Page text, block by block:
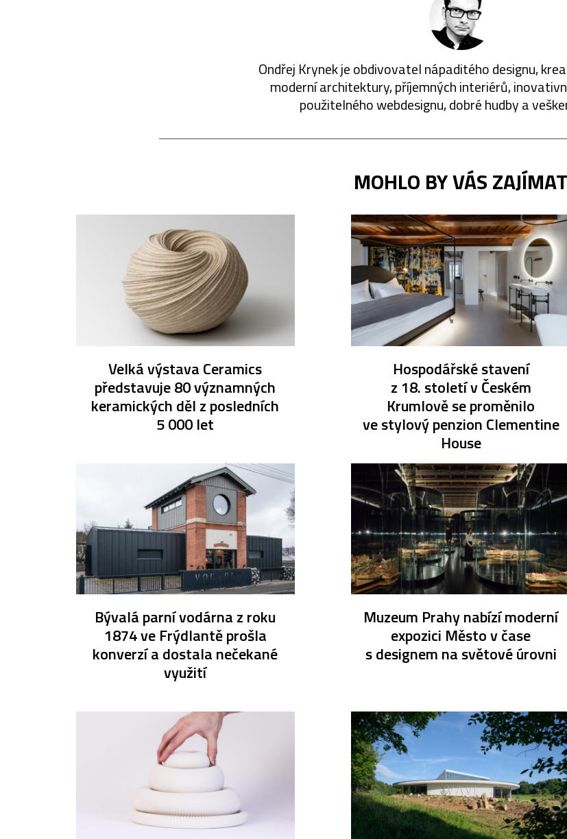
Ondřej Krynek je obdivovatel nápaditého designu,
moderní architektury, příjemných interiérů,
použitelného webdesignu, dobré hudby a
MOHLO BY VÁS ZAJÍMAT
Velká výstava Ceramics
představuje 80 významných
keramických děl z posledních
5 000 let
Hospodářské stavení
z 18. století v Českém
Krumlově se proměnilo
ve stylový penzion Clementine
House
Bývalá parní vodárna z roku
1874 ve Frýdlantě prošla
konverzí a dostala nečekané
využití
Muzeum Prahy nabízí moderní
expozici Město v čase
s designem na světové úrovni